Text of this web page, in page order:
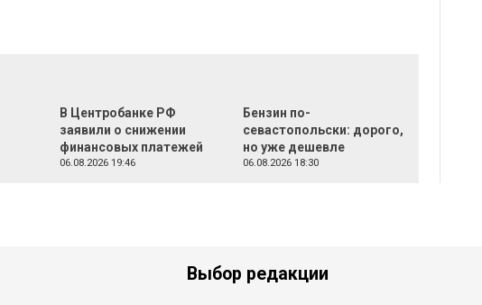
В Центробанке РФ
заявили о снижении
финансовых платежей
06.08.2026 19:46
Бензин по-
севастопольски: дорого,
но уже дешевле
06.08.2026 18:30
Выбор редакции